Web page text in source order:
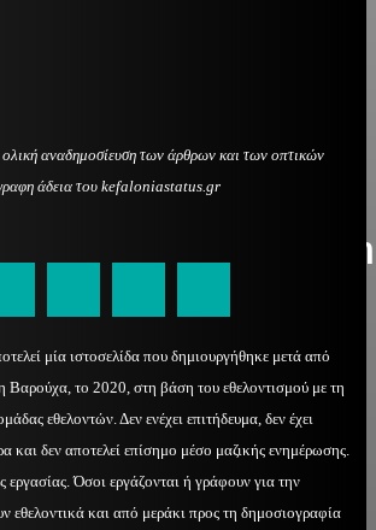
ολική αναδημοσίευση των άρθρων και των οπτικών
άδεια του kefaloniastatus.gr
μία ιστοσελίδα που δημιουργήθηκε μετά από
Βαρούχα, το 2020, στη βάση του εθελοντισμού με τη
εθελοντών. Δεν ενέχει επιτήδευμα, δεν έχει
και δεν αποτελεί επίσημο μέσο μαζικής ενημέρωσης.
εργασίας. Όσοι εργάζονται ή γράφουν για την
εθελοντικά και από μεράκι προς τη δημοσιογραφία